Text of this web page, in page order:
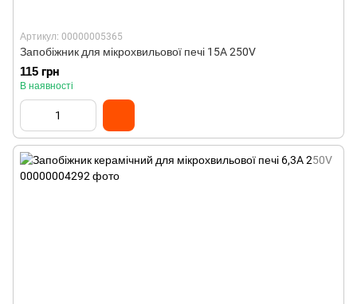
Артикул: 00000005365
Запобіжник для мікрохвильової печі 15A 250V
115 грн
В наявності